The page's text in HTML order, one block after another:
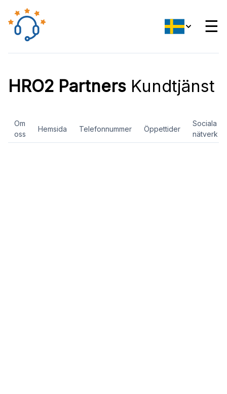
☰
HRO2 Partners Kundtjänst
Om
oss
Hemsida Telefonnummer Öppettider
Sociala
nätverk